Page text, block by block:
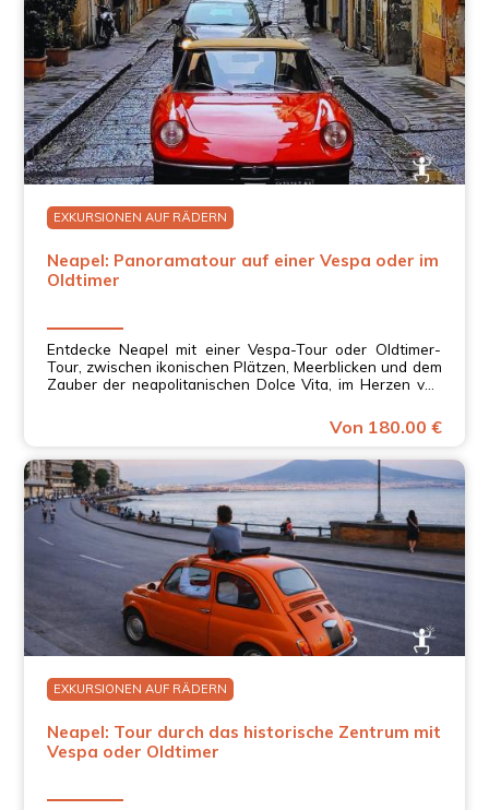
EXKURSIONEN AUF RÄDERN
Neapel: Panoramatour auf einer Vespa oder im
Oldtimer
Entdecke Neapel mit einer Vespa-Tour oder Oldtimer-
Tour, zwischen ikonischen Plätzen, Meerblicken und dem
Zauber der neapolitanischen Dolce Vita, im Herzen von
Von 180.00 €
EXKURSIONEN AUF RÄDERN
Neapel: Tour durch das historische Zentrum mit
Vespa oder Oldtimer